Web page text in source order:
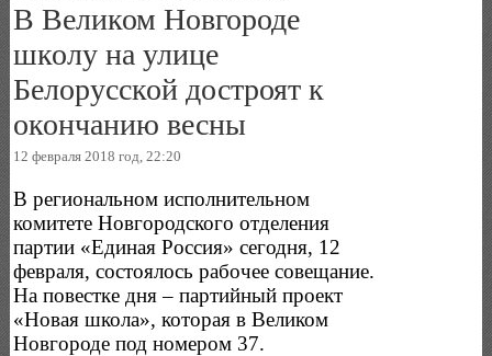
В Великом Новгороде
школу на улице
Белорусской достроят к
окончанию весны
12 февраля 2018 год, 22:20
В региональном исполнительном
комитете Новгородского отделения
партии «Единая Россия» сегодня, 12
февраля, состоялось рабочее совещание.
На повестке дня – партийный проект
«Новая школа», которая в Великом
Новгороде под номером 37.